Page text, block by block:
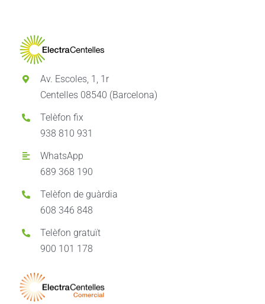
Av. Escoles, 1, 1r
Centelles 08540 (Barcelona)
Telèfon fix
938 810 931
WhatsApp
689 368 190
Telèfon de guàrdia
608 346 848
Telèfon gratuït
900 101 178